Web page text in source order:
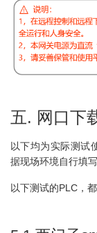
五. 网口下
以下均为实际测试
据现场环境自行填写
以下测试的PLC，